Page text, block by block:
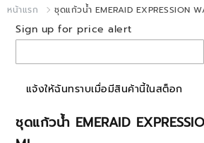
หน้าแรก ชุดแก้วน้ำ EMERAID EXPRESSION
ชุดแก้วน้ำ EMERAID
Sign up for price alert
แจ้งให้ฉันทราบเมื่อมีสินค้านี้ในสต็อก